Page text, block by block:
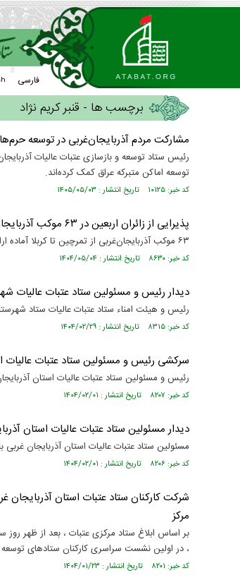
فارسی
برچسب ها - قنبر کریم نژاد
مشارکت مردم آذربایجان‌غربی در توسعه
توسعه اماکن متبرکه عراق کمک کرده‌اند.
کد خبر: ۱۰۱۲۵ تاریخ انتشار : ۱۴۰۵/۰۵/۰۳
پذیرایی از زائران اربعین در ۶۳ موکب آذربایجان‌غربی+فیلم
۶۳ موکب آذربایجان‌غربی از تمرچین تا کربلا آماده ارائه خدمات به زائران اربعین حسینی هستند.
کد خبر: ۸۶۳۰ تاریخ انتشار : ۱۴۰۴/۰۵/۰۴
دیدار رئیس و مسئولین ستاد عتبات عالیات
رئیس و هیئت امناء ستاد عتبات عالیات ستاد شهرستان مهاباد درتاریخ
کد خبر: ۸۳۱۵ تاریخ انتشار : ۱۴۰۴/۰۲/۲۹
سرکشی رئیس و مسئولین ستاد عتبات عالیات
رئیس و مسئولین ستاد عتبات عالیات استان آذربایجان غربی در تاریخ 27 فروردین باهیئت امنای ستاد
کد خبر: ۸۲۰۷ تاریخ انتشار : ۱۴۰۴/۰۲/۰۱
دیدار مسئولین ستاد عتبات عالیات استان
مسئولین ستاد عتبات عالیات استان آذربایجان غربی باشهردار
کد خبر: ۸۲۰۶ تاریخ انتشار : ۱۴۰۴/۰۲/۰۱
شرکت کارکنان ستاد عتبات استان
مرکز
، در اولین نشست سراسری کارکنان ستادهای
کد خبر: ۸۲۰۱ تاریخ انتشار : ۱۴۰۴/۰۱/۲۳